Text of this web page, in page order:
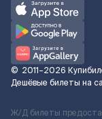
© 2011–2026
Дешёвые билеты на
Ж/Д билеты